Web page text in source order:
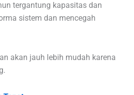
tergantung kapasitas dan
sistem dan mencegah
akan jauh lebih mudah karena